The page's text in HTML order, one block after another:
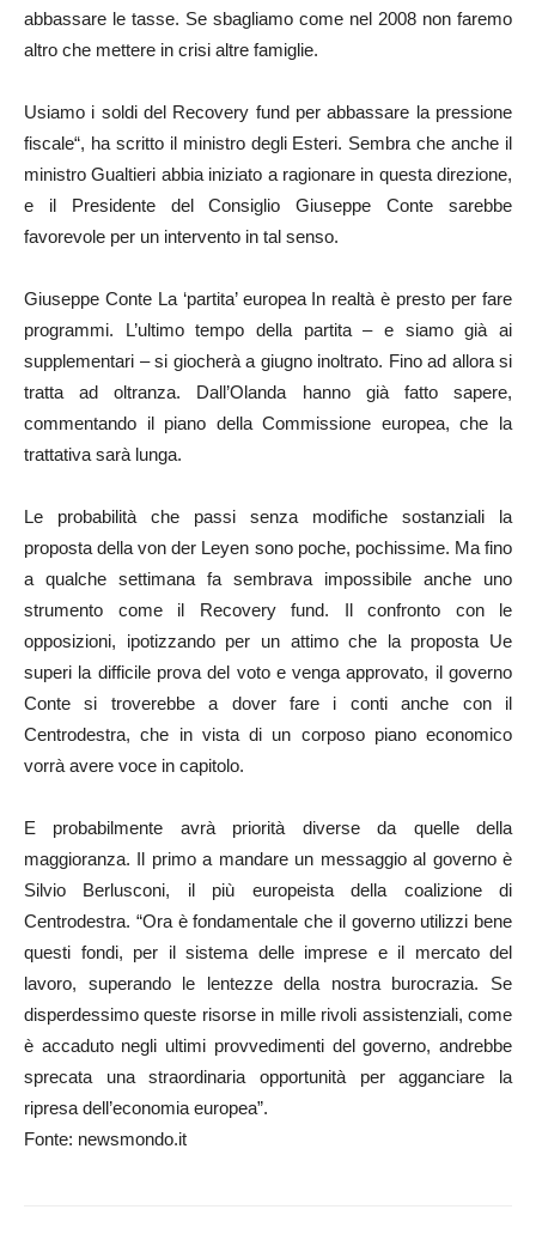
abbassare le tasse. Se sbagliamo come nel 2008 non faremo
altro che mettere in crisi altre famiglie.
Usiamo i soldi del Recovery fund per abbassare la pressione
fiscale“, ha scritto il ministro degli Esteri. Sembra che anche il
ministro Gualtieri abbia iniziato a ragionare in questa direzione,
e il Presidente del Consiglio Giuseppe Conte sarebbe
favorevole per un intervento in tal senso.
Giuseppe Conte La ‘partita’ europea In realtà è presto per fare
programmi. L’ultimo tempo della partita – e siamo già ai
supplementari – si giocherà a giugno inoltrato. Fino ad allora si
tratta ad oltranza. Dall’Olanda hanno già fatto sapere,
commentando il piano della Commissione europea, che la
trattativa sarà lunga.
Le probabilità che passi senza modifiche sostanziali la
proposta della von der Leyen sono poche, pochissime. Ma fino
a qualche settimana fa sembrava impossibile anche uno
strumento come il Recovery fund. Il confronto con le
opposizioni, ipotizzando per un attimo che la proposta Ue
superi la difficile prova del voto e venga approvato, il governo
Conte si troverebbe a dover fare i conti anche con il
Centrodestra, che in vista di un corposo piano economico
vorrà avere voce in capitolo.
E probabilmente avrà priorità diverse da quelle della
maggioranza. Il primo a mandare un messaggio al governo è
Silvio Berlusconi, il più europeista della coalizione di
Centrodestra. “Ora è fondamentale che il governo utilizzi bene
questi fondi, per il sistema delle imprese e il mercato del
lavoro, superando le lentezze della nostra burocrazia. Se
disperdessimo queste risorse in mille rivoli assistenziali, come
è accaduto negli ultimi provvedimenti del governo, andrebbe
sprecata una straordinaria opportunità per agganciare la
ripresa dell’economia europea”.
Fonte: newsmondo.it